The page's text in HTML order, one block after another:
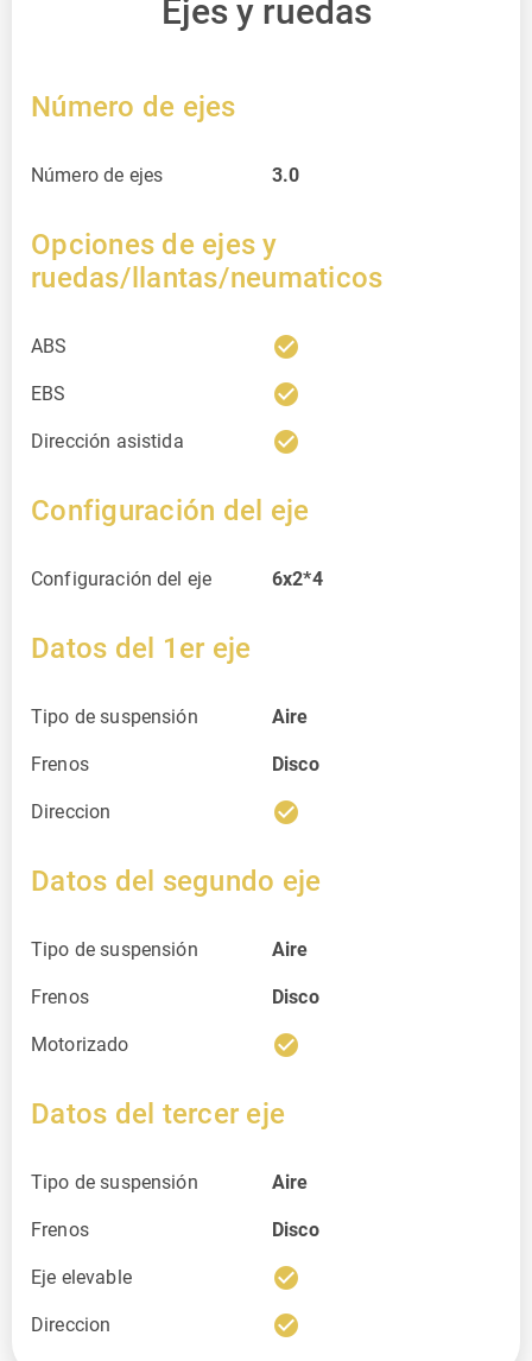
Ejes y ruedas
Número de ejes
Número de ejes 3.0
Opciones de ejes y
ruedas/llantas/neumaticos
ABS check_circle
EBS check_circle
Dirección asistida check_circle
Configuración del eje
Configuración del eje 6x2*4
Datos del 1er eje
Tipo de suspensión Aire
Frenos Disco
Direccion check_circle
Datos del segundo eje
Tipo de suspensión Aire
Frenos Disco
Motorizado check_circle
Datos del tercer eje
Tipo de suspensión Aire
Frenos Disco
Eje elevable check_circle
Direccion check_circle